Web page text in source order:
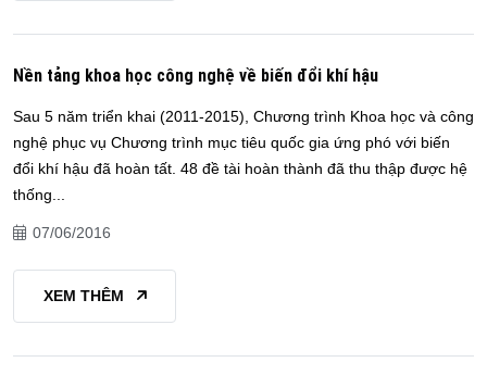
Nền tảng khoa học công nghệ về biến đổi khí hậu
Sau 5 năm triển khai (2011-2015), Chương trình Khoa học và công
nghệ phục vụ Chương trình mục tiêu quốc gia ứng phó với biến
đổi khí hậu đã hoàn tất. 48 đề tài hoàn thành đã thu thập được hệ
thống...
07/06/2016
XEM THÊM